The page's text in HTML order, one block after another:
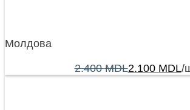
Молдова
2.400MDL2.100 MDL/